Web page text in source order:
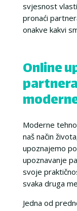
svjesnost
pronaći
onakve kakvi
Online
Moderne
naš način
upoznajemo
upoznavanje
svoje
svaka druga
Jedna od